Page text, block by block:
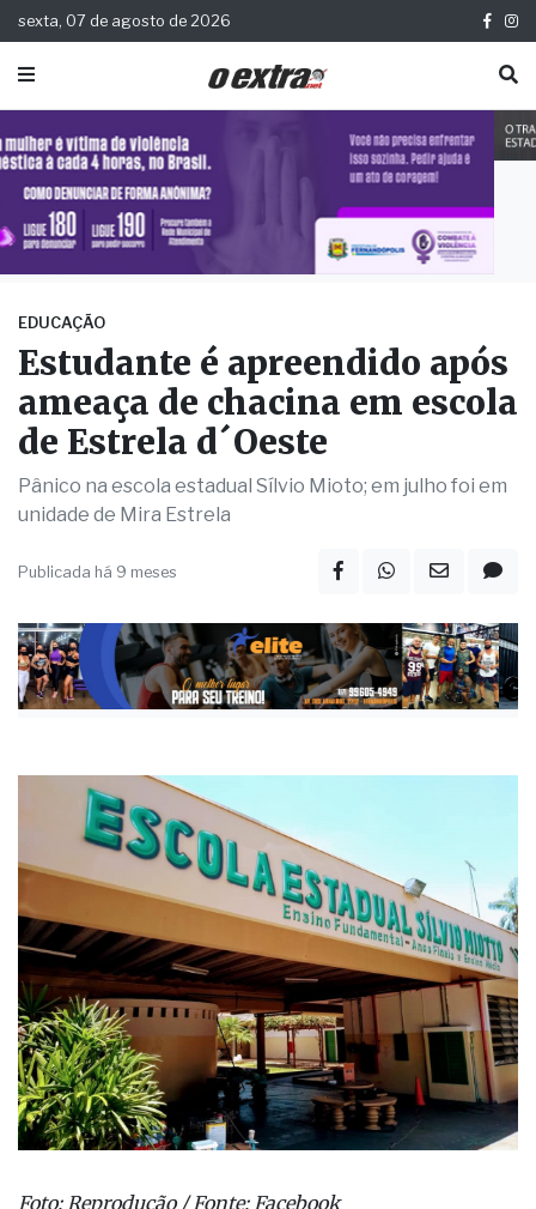
sexta, 07 de agosto de 2026
EDUCAÇÃO
Estudante é apreendido após
ameaça de chacina em escola
de Estrela d´Oeste
Pânico na escola estadual Sílvio Mioto; em julho foi em
unidade de Mira Estrela
Publicada há 9 meses
Foto: Reprodução / Fonte: Facebook
Da Redação